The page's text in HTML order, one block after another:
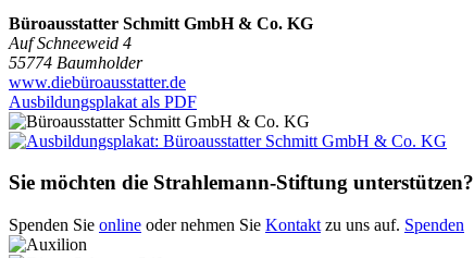
Büroausstatter Schmitt GmbH & Co. KG
Auf Schneeweid 4
55774 Baumholder
www.diebüroausstatter.de
Ausbildungsplakat als PDF
Sie möchten die Strahlemann-Stiftung unterstützen?
Spenden Sie online oder nehmen Sie Kontakt zu uns auf. Spenden